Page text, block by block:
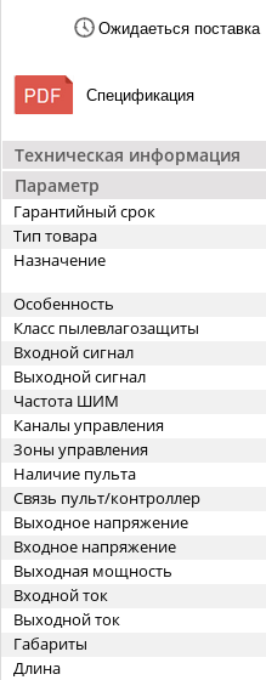
Техническая информация
Параметр
Гарантийный срок
Тип товара
Назначение
Особенность
Класс пылевлагозащиты
Входной сигнал
Выходной сигнал
Частота ШИМ
Каналы управления
Зоны управления
Наличие пульта
Связь пульт/контроллер
Выходное напряжение
Входное напряжение
Выходная мощность
Входной ток
Выходной ток
Габариты
Длина
Ожидаеться поставка
Спецификация